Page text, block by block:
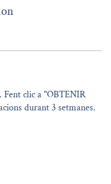
Fent clic a "OBTENIR
durant 3 setmanes.